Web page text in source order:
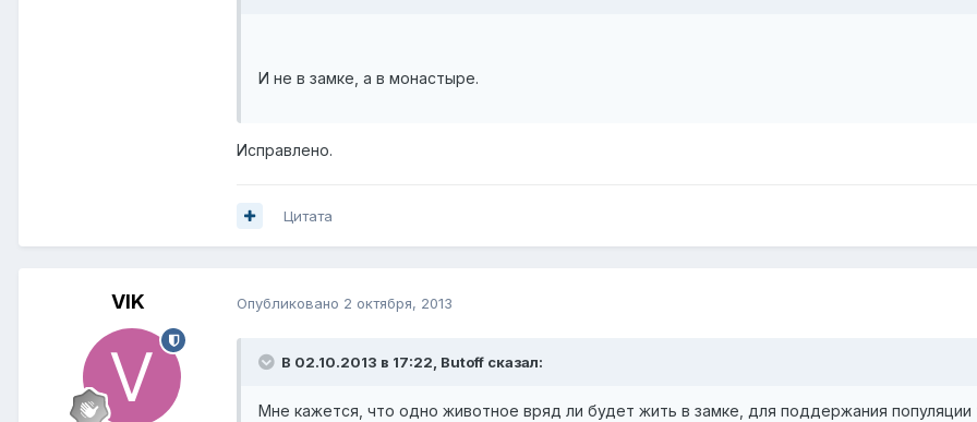
И не в замке, а в монастыре.
Исправлено.
Цитата
VIK Опубликовано 2 октября, 2013
В 02.10.2013 в 17:22, Butoff сказал:
Мне кажется, что одно животное вряд ли будет жить в замке, для поддержания